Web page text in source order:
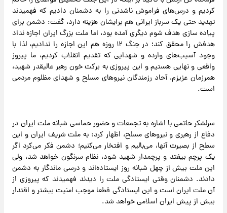
کردیم و درس‌های فراموش ناشدنی را به دشمنان دادیم که فهمیدند
تهدید حتی یک سرباز ایرانی هم برایشان هزینه دارد، گفت: دشمن برای
پیاده سازی هدف شوم دیگری آمده بود، اما ملت بزرگ ایران اجازه نداد
هدفش را محقق کند؛ در جنگ ۱۲ روزه هم این اجازه را ندادیم، لذا با
وجود آسیب‌های وارده و شهدایی که تقدیم انقلاب کردیم، ما پیروز
واقعی و نهایی هستیم و این پیروزی به برکت خون رهبر عالیقدر شهید،
همرزمان عزیزم، آحاد رزمندگان نیروهای مسلح و شهدای مظلوم مردمی
است.
سرلشکر حاتمی با اشاره به تجمعات و حضور حماسی شبانه ملت ایران در
دفاع از رهبری و نیروهای مسلح، اظهار کرد: به ملت شریف ایران و این
سطح از بصیرت آنها، می‌بالیم و افتخار می‌کنیم؛ دشمن فکر می‌کرد اگر
یک پرچم بیفتد و پرچمدار شهید شود، نظام سرنگون خواهد شد، ولی
این ملت بیش از چهل شبانه روز ایستاده‌اند و درسی ماندگار به دشمن
دادند. دشمنان وقتی ایستادگی ملت را دیدند فهمیدند که پیروزی از
آن ملت ایران است و این ایستادگی قطعا موجب امنیت بیشتر و اقتدار
بیش از پیش ایران اسلامی خواهد شد.